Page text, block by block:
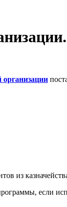
из
если